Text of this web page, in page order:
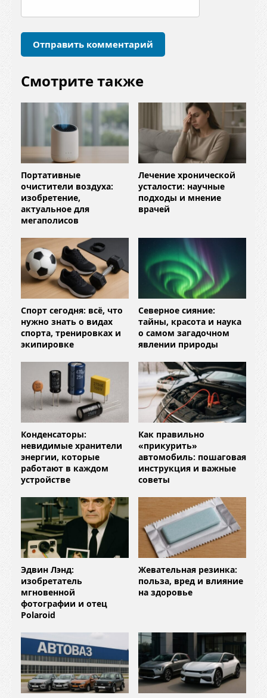
р
и
Смотрите также
Портативные
очистители воздуха:
изобретение,
актуальное для
мегаполисов
Лечение хронической
усталости: научные
подходы и мнение
врачей
Спорт сегодня: всё, что
нужно знать о видах
спорта, тренировках и
экипировке
Северное сияние:
тайны, красота и наука
о самом загадочном
явлении природы
Конденсаторы:
невидимые хранители
энергии, которые
работают в каждом
устройстве
Как правильно
«прикурить»
автомобиль: пошаговая
инструкция и важные
советы
Эдвин Лэнд:
изобретатель
мгновенной
фотографии и отец
Polaroid
Жевательная резинка:
польза, вред и влияние
на здоровье